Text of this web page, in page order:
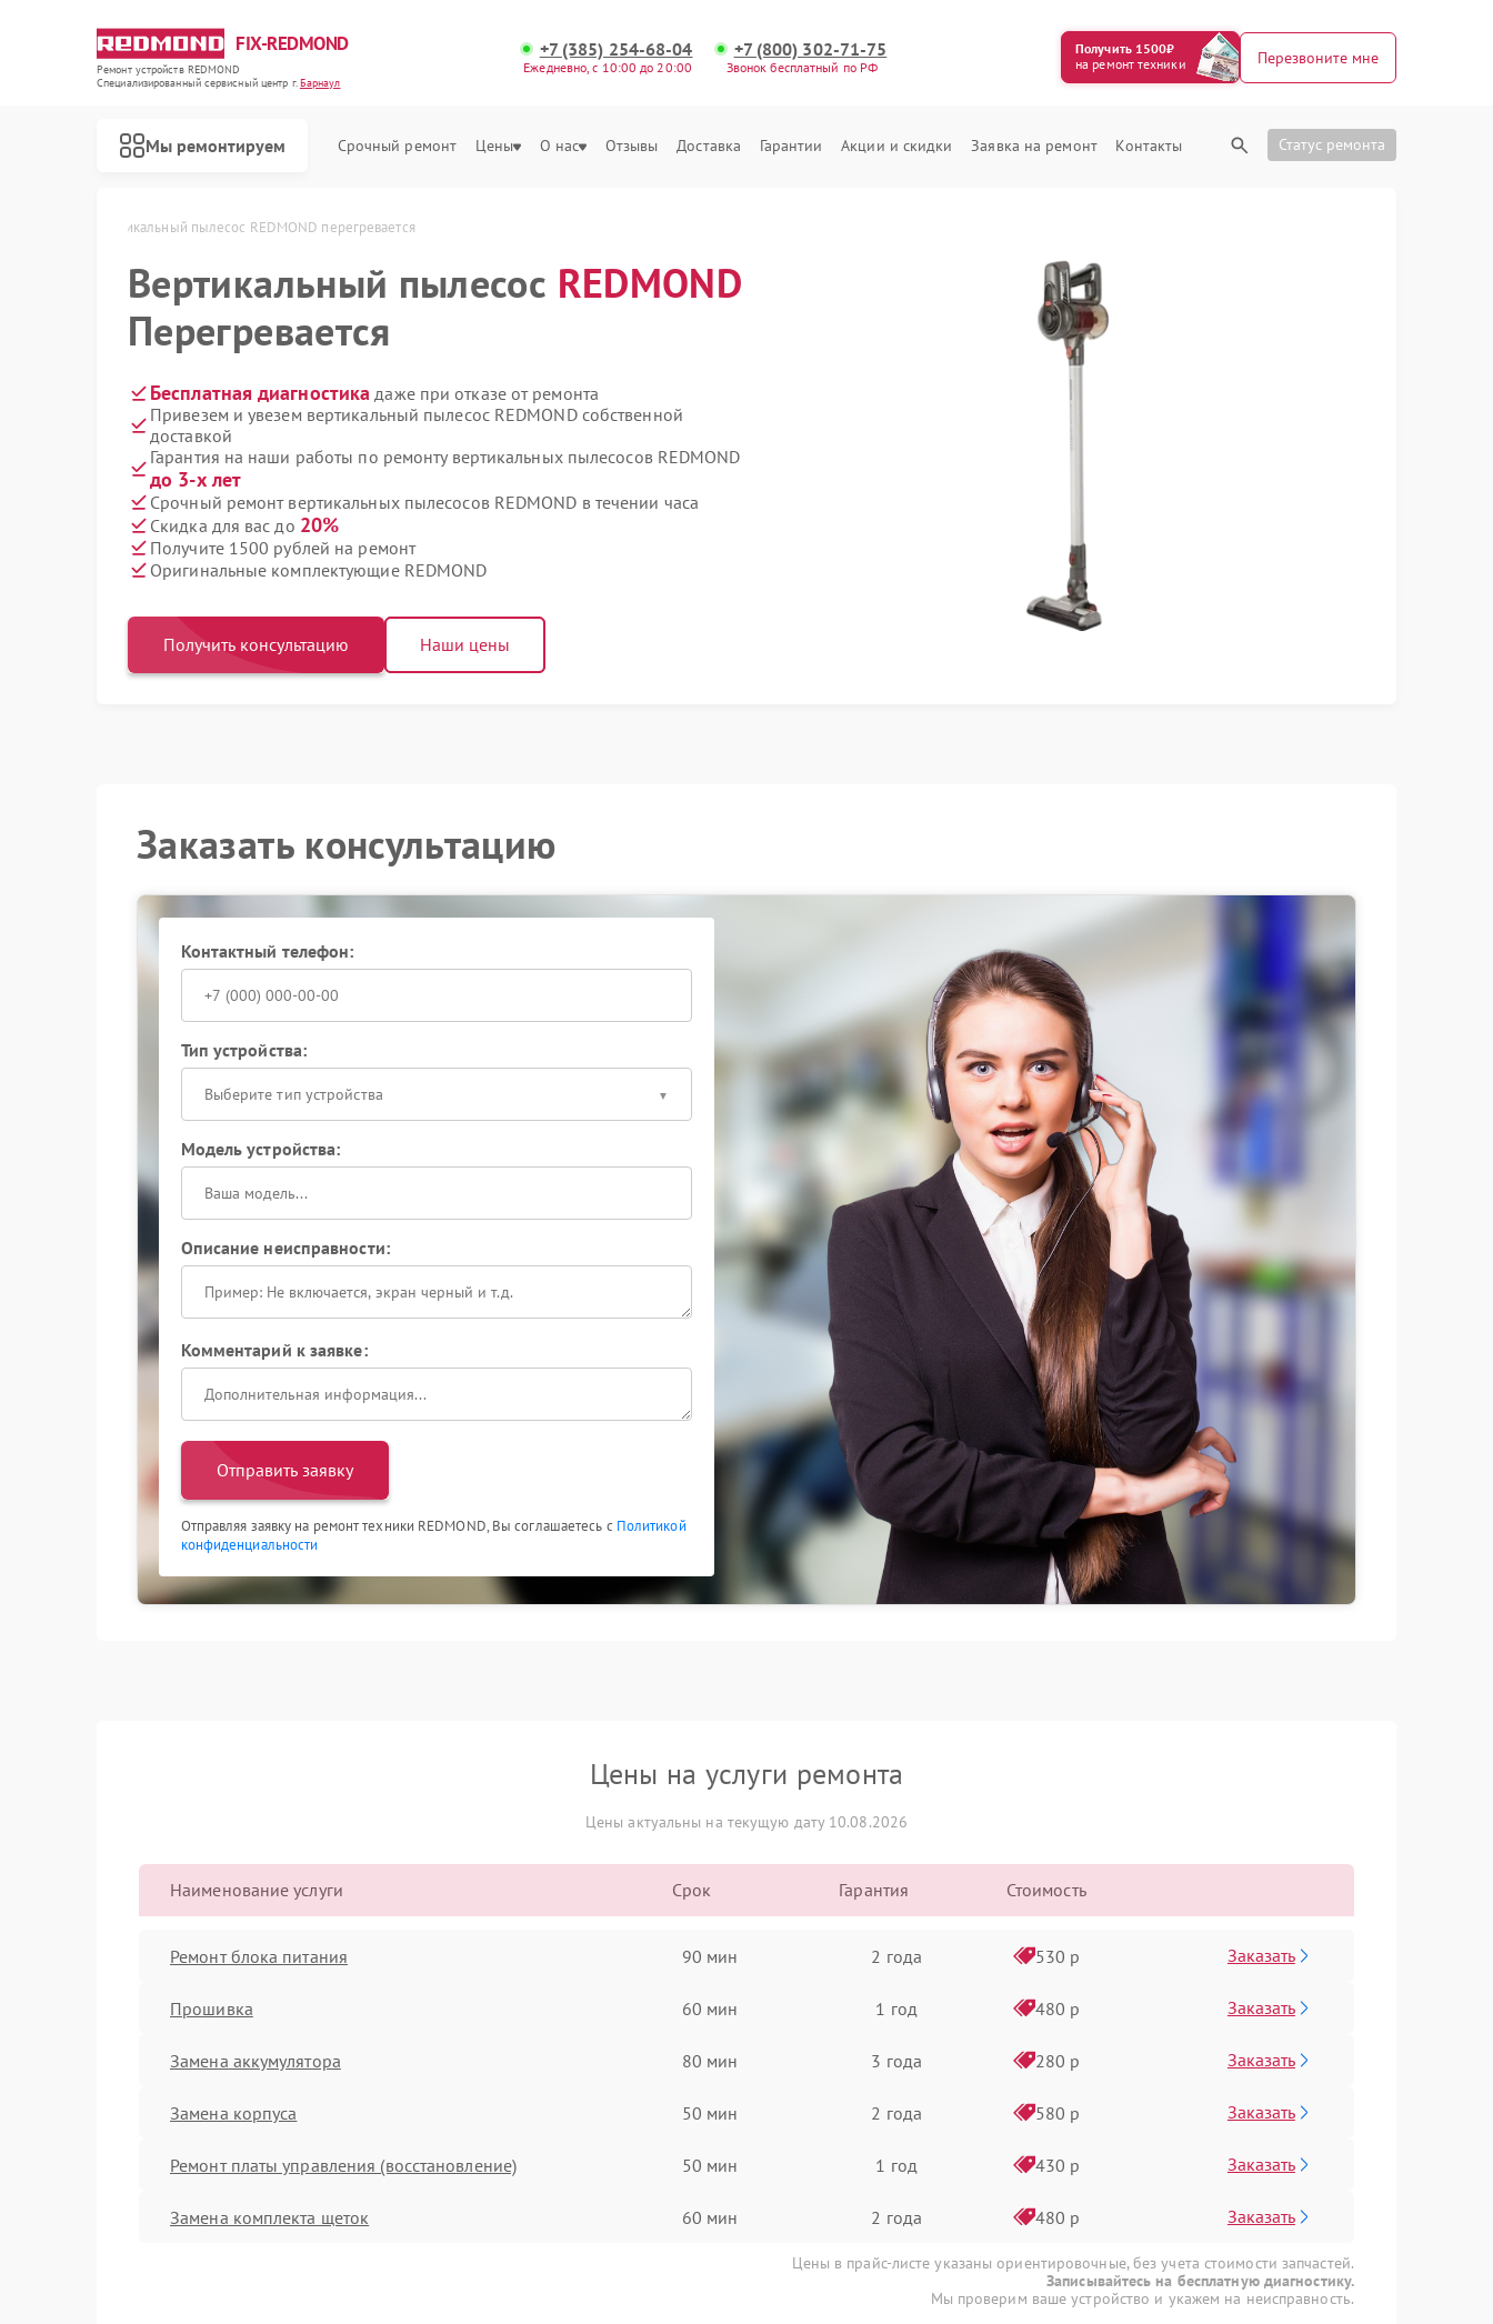
FIX-REDMOND
Ремонт устройств REDMOND
Специализированный cервисный центр г.Барнаул
+7 (385) 254-68-04
Ежедневно, с 10:00 до 20:00
+7 (800) 302-71-75
Звонок бесплатный по РФ
Получить 1500₽
на ремонт техники
Перезвоните мне
Мы ремонтируем Срочный ремонт Цены О нас Отзывы Доставка Гарантии Акции и скидки Заявка на ремонт Контакты Статус ремонта
Вертикальный пылесос REDMOND перегревается
Вертикальный пылесос REDMOND
Перегревается
Бесплатная диагностика даже при отказе от ремонта
Привезем и увезем вертикальный пылесос REDMOND собственной
доставкой
Гарантия на наши работы по ремонту вертикальных пылесосов REDMOND
до 3-х лет
Срочный ремонт вертикальных пылесосов REDMOND в течении часа
Скидка для вас до 20%
Получите 1500 рублей на ремонт
Оригинальные комплектующие REDMOND
Получить консультацию Наши цены
Заказать консультацию
Контактный телефон:
Тип устройства:
Выберите тип устройства
Модель устройства:
Описание неисправности:
Комментарий к заявке:
Отправить заявку
Отправляя заявку на ремонт техники REDMOND, Вы соглашаетесь с Политикой
конфиденциальности
Цены на услуги ремонта
Цены актуальны на текущую дату 10.08.2026
Наименование услуги Срок Гарантия Стоимость
Ремонт блока питания 90 мин 2 года 530 р Заказать
Прошивка 60 мин 1 год 480 р Заказать
Замена аккумулятора 80 мин 3 года 280 р Заказать
Замена корпуса 50 мин 2 года 580 р Заказать
Ремонт платы управления (восстановление) 50 мин 1 год 430 р Заказать
Замена комплекта щеток 60 мин 2 года 480 р Заказать
Цены в прайс-листе указаны ориентировочные, без учета стоимости запчастей.
Записывайтесь на бесплатную диагностику.
Мы проверим ваше устройство и укажем на неисправность.